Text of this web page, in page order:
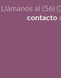
Llámanos al (56)
contacto